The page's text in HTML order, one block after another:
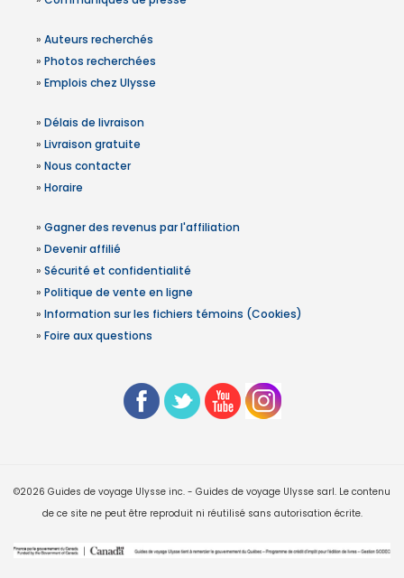
» Auteurs recherchés
» Photos recherchées
» Emplois chez Ulysse
» Délais de livraison
» Livraison gratuite
» Nous contacter
» Horaire
» Gagner des revenus par l'affiliation
» Devenir affilié
» Sécurité et confidentialité
» Politique de vente en ligne
» Information sur les fichiers témoins (Cookies)
» Foire aux questions
©2026 Guides de voyage Ulysse inc. - Guides de voyage Ulysse sarl. Le contenu
de ce site ne peut être reproduit ni réutilisé sans autorisation écrite.